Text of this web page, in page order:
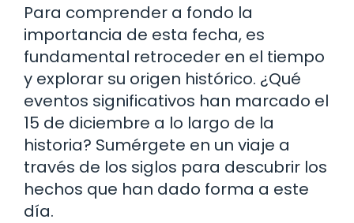
Para comprender a fondo la
importancia de esta fecha, es
fundamental retroceder en el tiempo
y explorar su origen histórico. ¿Qué
eventos significativos han marcado el
15 de diciembre a lo largo de la
historia? Sumérgete en un viaje a
través de los siglos para descubrir los
hechos que han dado forma a este
día.